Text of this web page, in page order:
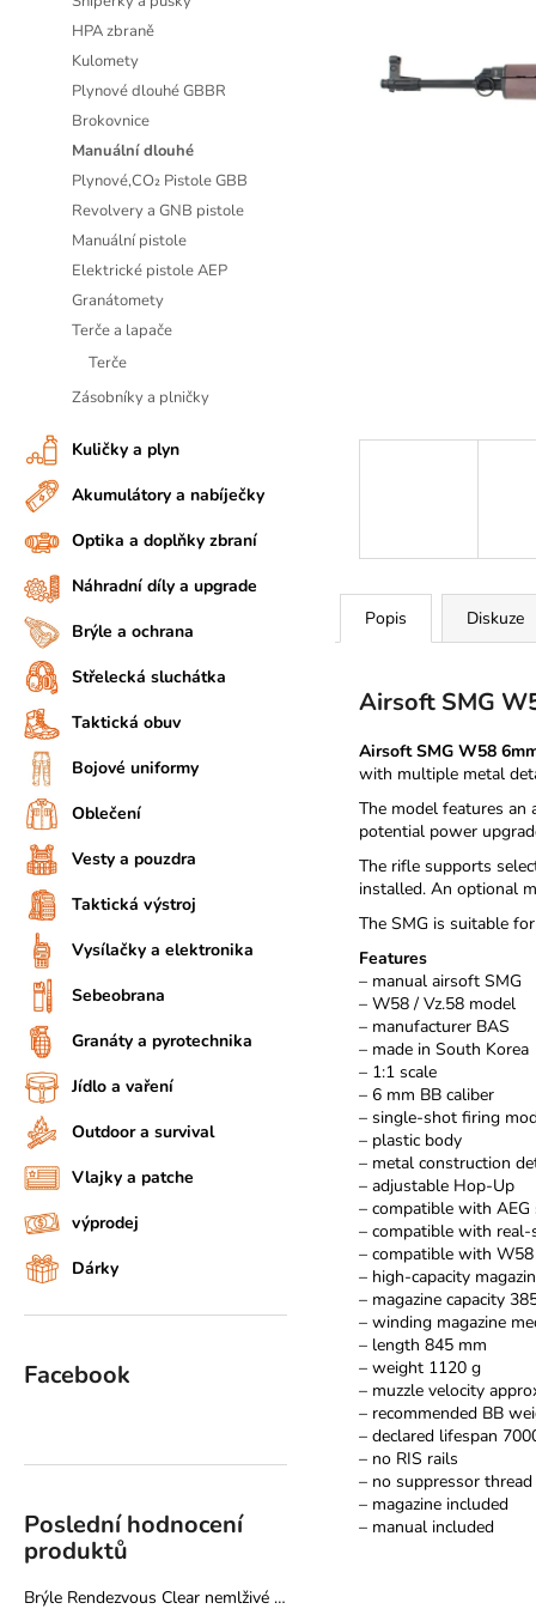
HPA zbraně
Kulomety
Plynové dlouhé GBBR
Brokovnice
Manuální dlouhé
Plynové,CO₂ Pistole GBB
Revolvery a GNB pistole
Manuální pistole
Elektrické pistole AEP
Granátomety
Terče a lapače
Terče
Zásobníky a plničky
Kuličky a plyn
Akumulátory a nabíječky
Optika a doplňky zbraní
Náhradní díly a upgrade
Brýle a ochrana
Střelecká sluchátka
Taktická obuv
Bojové uniformy
Oblečení
Vesty a pouzdra
Taktická výstroj
Vysílačky a elektronika
Sebeobrana
Granáty a pyrotechnika
Jídlo a vaření
Outdoor a survival
Vlajky a patche
výprodej
Dárky
Facebook
Poslední hodnocení
produktů
Brýle Rendezvous Clear nemlživé - Pyramex
Popis Diskuze
Airsoft SMG
Airsoft SMG W58
with multiple metal
The model features an
potential power
The rifle supports
installed. An optional
The SMG is suitable
Features
– manual airsoft SMG
– W58 / Vz.58 model
– manufacturer BAS
– made in South Korea
– 1:1 scale
– 6 mm BB caliber
– single-shot firing
– plastic body
– metal construction
– adjustable Hop-Up
– compatible with AEG
– compatible with real-
– compatible with W58
– high-capacity
– magazine capacity
– winding magazine
– length 845 mm
– weight 1120 g
– muzzle velocity
– recommended BB
– declared lifespan
– no RIS rails
– no suppressor thread
– magazine included
– manual included
e
m
e